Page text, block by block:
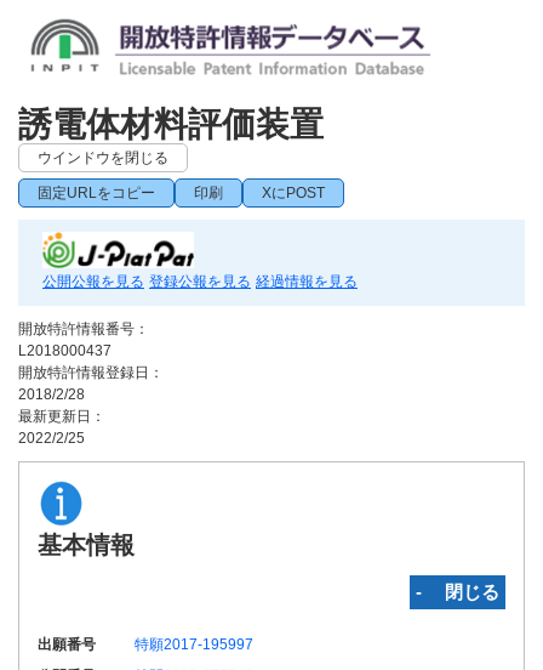
誘電体材料評価装置
ウインドウを閉じる
固定URLをコピー 印刷 XにPOST
公開公報を見る 登録公報を見る 経過情報を見る
開放特許情報番号：
L2018000437
開放特許情報登録日：
2018/2/28
最新更新日：
2022/2/25
基本情報
‐ 閉じる
出願番号
特願2017-195997